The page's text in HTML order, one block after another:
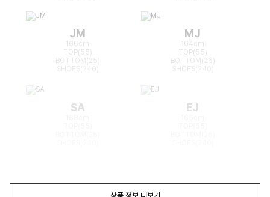
JM
166cm
TOP(55)
BOTTOM(25)
MJ
164cm
TOP(55)
BOTTOM(26)
SA EJ